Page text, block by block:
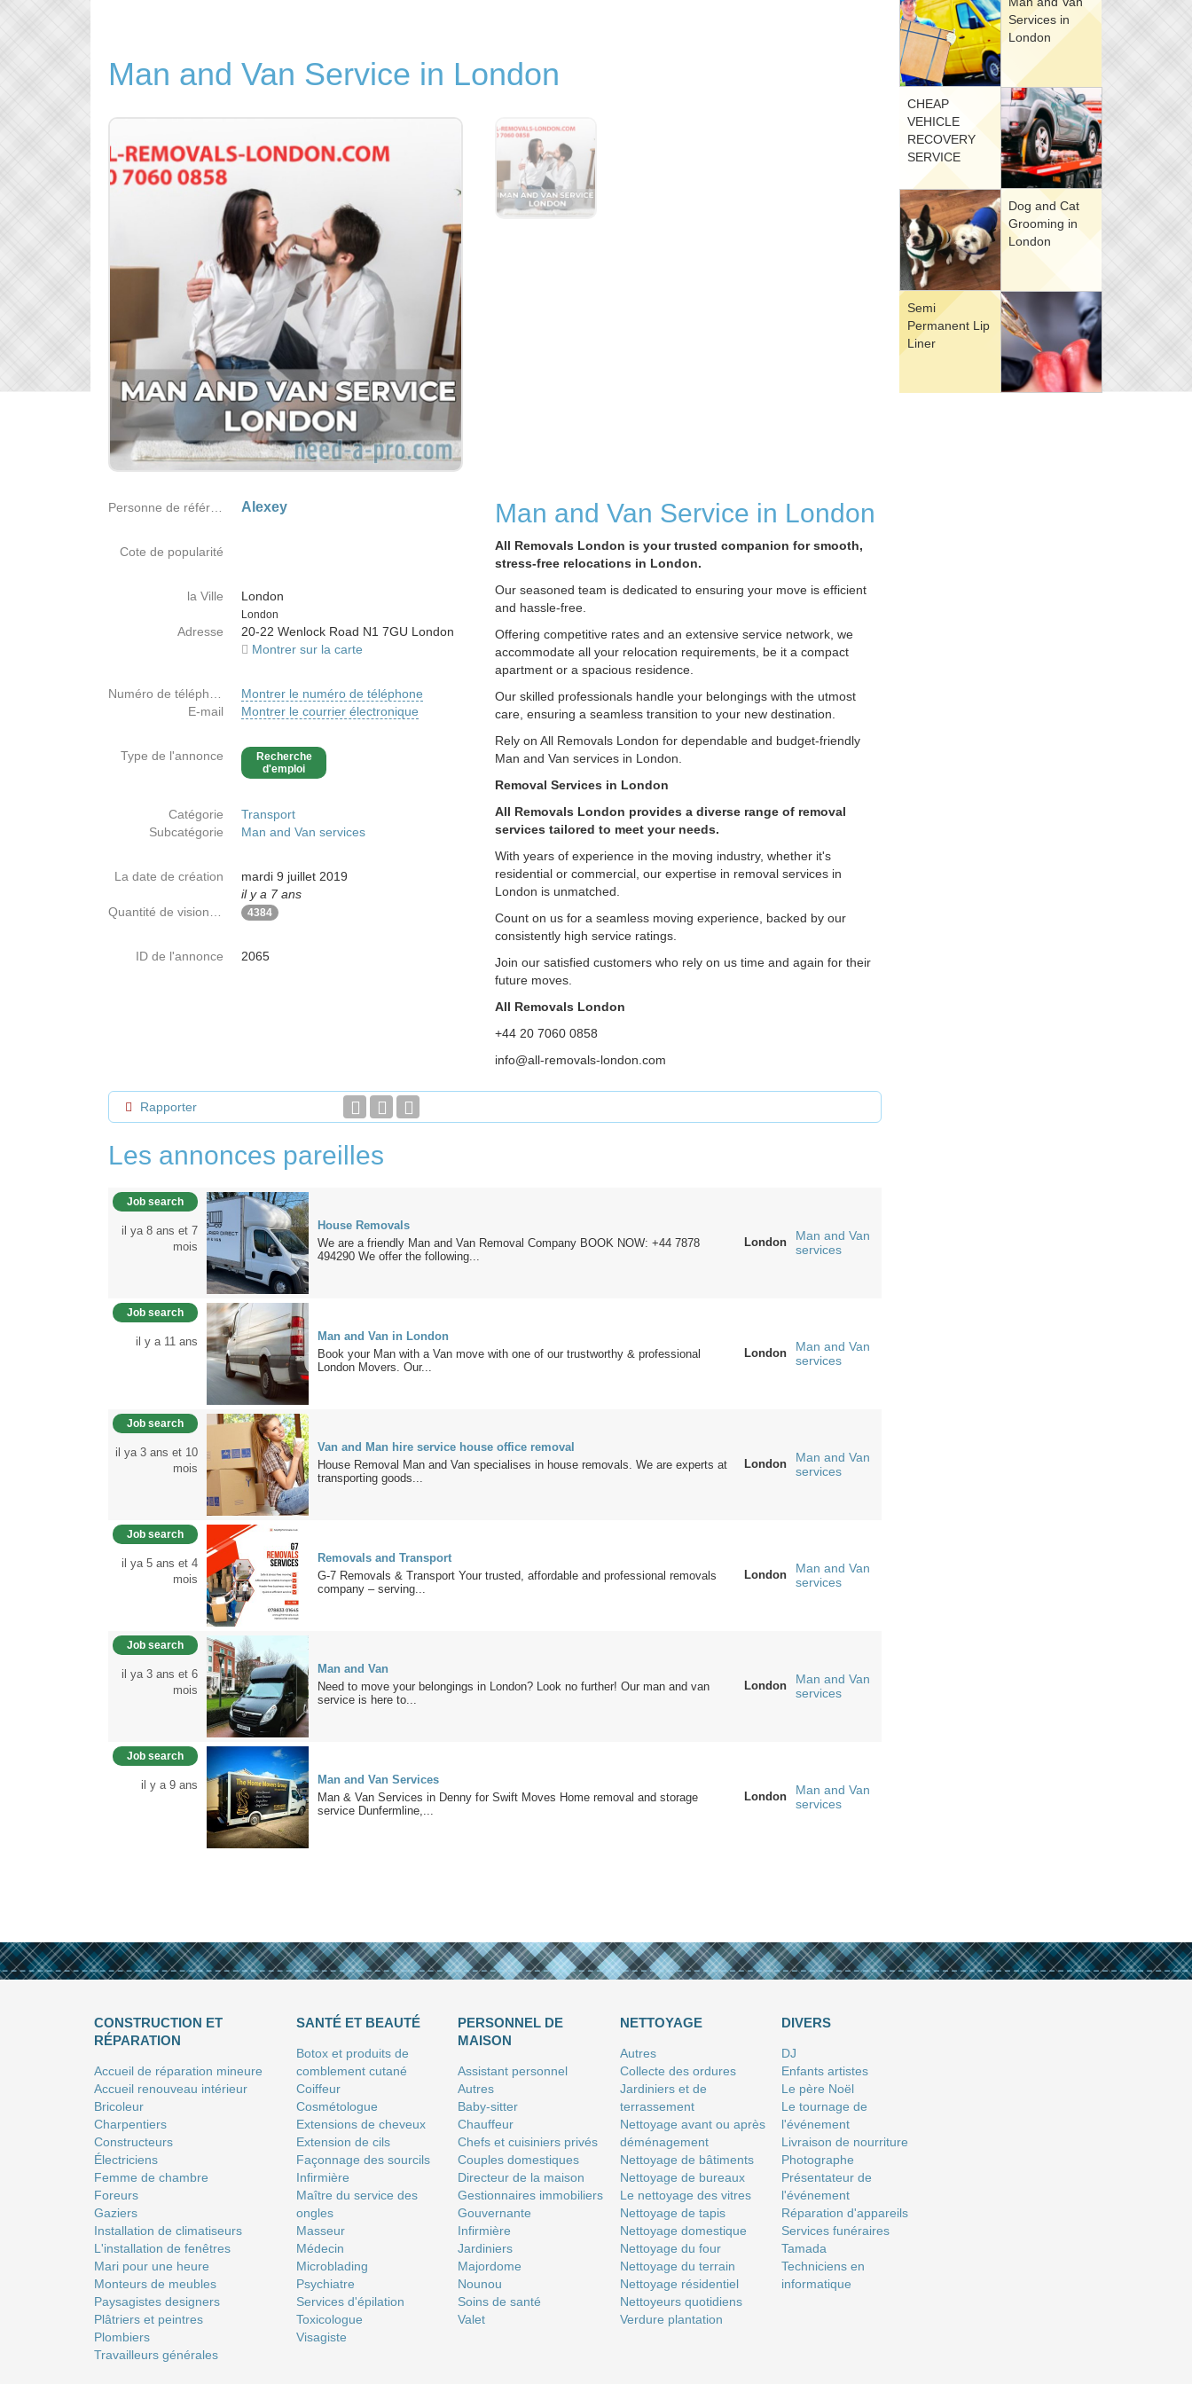
Services in
London
CHEAP
VEHICLE
RECOVERY
SERVICE
Dog and Cat
Grooming in
London
Semi
Permanent Lip
Liner
Man and Van Service in London
Man and Van Service in London
All Removals London is your trusted companion for smooth,
stress-free relocations in London.
Our seasoned team is dedicated to ensuring your move is efficient
and hassle-free.
Offering competitive rates and an extensive service network, we
accommodate all your relocation requirements, be it a compact
apartment or a spacious residence.
Our skilled professionals handle your belongings with the utmost
care, ensuring a seamless transition to your new destination.
Rely on All Removals London for dependable and budget-friendly
Man and Van services in London.
Removal Services in London
All Removals London provides a diverse range of removal
services tailored to meet your needs.
With years of experience in the moving industry, whether it's
residential or commercial, our expertise in removal services in
London is unmatched.
Count on us for a seamless moving experience, backed by our
consistently high service ratings.
Join our satisfied customers who rely on us time and again for their
future moves.
All Removals London
+44 20 7060 0858
info@all-removals-london.com
Alexey
Cote de popularité
la Ville
London
Country
London
Adresse
20-22 Wenlock Road N1 7GU London
Montrer sur la carte
Montrer le numéro de téléphone
E-mail
Montrer le courrier électronique
Type de l'annonce
Recherche
d'emploi
Catégorie
Transport
Subcatégorie
Man and Van services
La date de création
mardi 9 juillet 2019
il y a 7 ans
4384
ID de l'annonce 2065
Rapporter
Les annonces pareilles
Job search
il ya 8 ans et 7
mois
House Removals
We are a friendly Man and Van Removal Company BOOK NOW: +44 7878
494290 We offer the following...
London
Man and Van
services
Job search
il y a 11 ans
Man and Van in London
Book your Man with a Van move with one of our trustworthy & professional
London Movers. Our...
London
Man and Van
services
Job search
il ya 3 ans et 10
mois
Van and Man hire service house office removal
House Removal Man and Van specialises in house removals. We are experts at
transporting goods...
London
Man and Van
services
Job search
il ya 5 ans et 4
mois
Removals and Transport
G-7 Removals & Transport Your trusted, affordable and professional removals
company – serving...
London
Man and Van
services
Job search
il ya 3 ans et 6
mois
Man and Van
Need to move your belongings in London? Look no further! Our man and van
service is here to...
London
Man and Van
services
Job search
il y a 9 ans
Man and Van Services
Man & Van Services in Denny for Swift Moves Home removal and storage
service Dunfermline,...
London
Man and Van
services
CONSTRUCTION ET
RÉPARATION
Accueil de réparation mineure
Accueil renouveau intérieur
Bricoleur
Charpentiers
Constructeurs
Électriciens
Femme de chambre
Foreurs
Gaziers
Installation de climatiseurs
L'installation de fenêtres
Mari pour une heure
Monteurs de meubles
Paysagistes designers
Plâtriers et peintres
Plombiers
Travailleurs générales
SANTÉ ET BEAUTÉ
Botox et produits de
comblement cutané
Coiffeur
Сosmétologue
Extensions de cheveux
Extension de cils
Façonnage des sourcils
Infirmière
Maître du service des
ongles
Masseur
Médecin
Microblading
Psychiatre
Services d'épilation
Toxicologue
Visagiste
PERSONNEL DE
MAISON
Assistant personnel
Autres
Baby-sitter
Chauffeur
Chefs et cuisiniers privés
Couples domestiques
Directeur de la maison
Gestionnaires immobiliers
Gouvernante
Infirmière
Jardiniers
Majordome
Nounou
Soins de santé
Valet
NETTOYAGE
Autres
Collecte des ordures
Jardiniers et de
terrassement
Nettoyage avant ou après
déménagement
Nettoyage de bâtiments
Nettoyage de bureaux
Le nettoyage des vitres
Nettoyage de tapis
Nettoyage domestique
Nettoyage du four
Nettoyage du terrain
Nettoyage résidentiel
Nettoyeurs quotidiens
Verdure plantation
DIVERS
DJ
Enfants artistes
Le père Noël
Le tournage de
l'événement
Livraison de nourriture
Photographe
Présentateur de
l'événement
Réparation d'appareils
Services funéraires
Tamada
Techniciens en
informatique